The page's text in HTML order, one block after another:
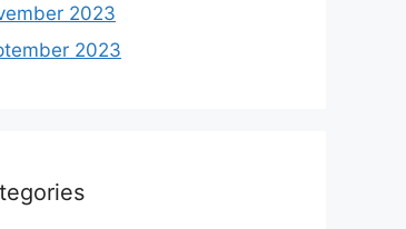
2023
2023